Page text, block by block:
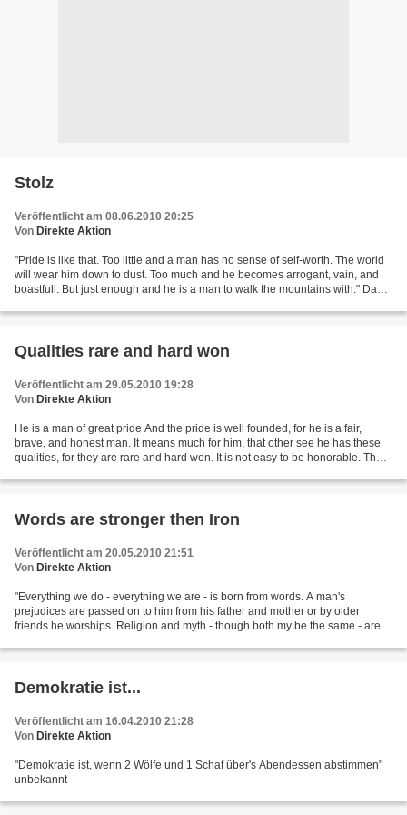
Stolz
Veröffentlicht am 08.06.2010 20:25
Von Direkte Aktion
"Pride is like that. Too little and a man has no sense of self-worth. The world
will wear him down to dust. Too much and he becomes arrogant, vain, and
boastfull. But just enough and he is a man to walk the mountains with." David
Qualities rare and hard won
Veröffentlicht am 29.05.2010 19:28
Von Direkte Aktion
He is a man of great pride And the pride is well founded, for he is a fair,
brave, and honest man. It means much for him, that other see he has these
qualities, for they are rare and hard won. It is not easy to be honorable. The
Words are stronger then Iron
Veröffentlicht am 20.05.2010 21:51
Von Direkte Aktion
"Everything we do - everything we are - is born from words. A man's
prejudices are passed on to him from his father and mother or by older
friends he worships. Religion and myth - though both my be the same - are
Demokratie ist...
Veröffentlicht am 16.04.2010 21:28
Von Direkte Aktion
"Demokratie ist, wenn 2 Wölfe und 1 Schaf über's Abendessen abstimmen"
unbekannt